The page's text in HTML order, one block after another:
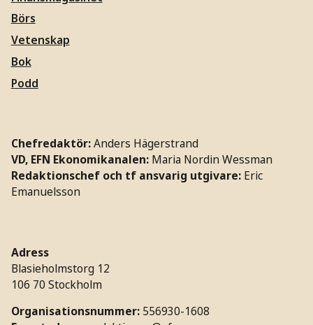
Börs
Vetenskap
Bok
Podd
Chefredaktör:Anders Hägerstrand
VD, EFN Ekonomikanalen: Maria Nordin Wessman
Redaktionschef och tf ansvarig utgivare: Eric
Emanuelsson
Adress
Blasieholmstorg 12
106 70 Stockholm
Organisationsnummer: 556930-1608